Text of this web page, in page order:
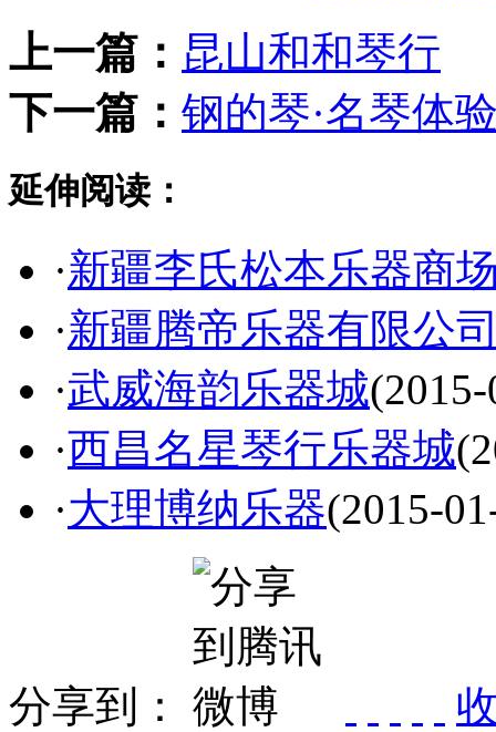
上一篇： 昆山和和琴行
下一篇： 钢的琴·名琴体
延伸阅读：
·新疆李氏松本乐器商
·新疆腾帝乐器有限公
·武威海韵乐器城
·西昌名星琴行乐器城
·大理博纳乐器(2015-
分享到：